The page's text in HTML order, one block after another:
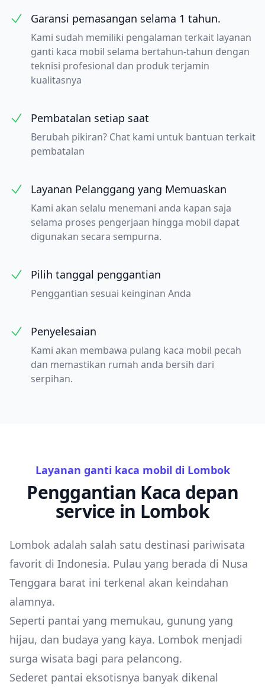
Garansi pemasangan selama 1 tahun.
Kami sudah memiliki pengalaman terkait layanan
ganti kaca mobil selama bertahun-tahun dengan
teknisi profesional dan produk terjamin
kualitasnya
Pembatalan setiap saat
Berubah pikiran? Chat kami untuk bantuan terkait
pembatalan
Layanan Pelanggang yang Memuaskan
Kami akan selalu menemani anda kapan saja
selama proses pengerjaan hingga mobil dapat
digunakan secara sempurna.
Pilih tanggal penggantian
Penggantian sesuai keinginan Anda
Penyelesaian
Kami akan membawa pulang kaca mobil pecah
dan memastikan rumah anda bersih dari
serpihan.
Layanan ganti kaca mobil di Lombok
Penggantian Kaca depan
service in Lombok
Lombok adalah salah satu destinasi pariwisata
favorit di Indonesia. Pulau yang berada di Nusa
Tenggara barat ini terkenal akan keindahan
alamnya.
Seperti pantai yang memukau, gunung yang
hijau, dan budaya yang kaya. Lombok menjadi
surga wisata bagi para pelancong.
Sederet pantai eksotisnya banyak dikenal